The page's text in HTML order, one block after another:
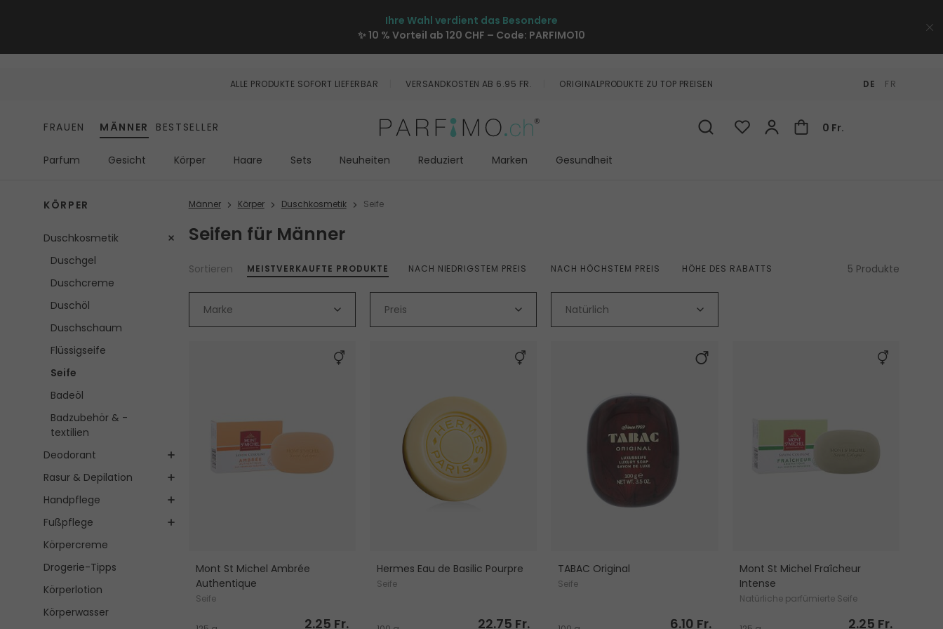
Ihre Wahl verdient das Besondere
✨ 10 % Vorteil ab 120 CHF – Code: PARFIMO10
ALLE PRODUKTE SOFORT LIEFERBAR VERSANDKOSTEN AB 6.95 FR. ORIGINALPRODUKTE ZU TOP PREISEN DE FR
FRAUEN MÄNNER BESTSELLER 0 Fr.
Parfum Gesicht Körper Haare Sets Neuheiten Reduziert Marken Gesundheit
KÖRPER
Duschkosmetik
Duschgel
Duschcreme
Duschöl
Duschschaum
Flüssigseife
Seife
Badeöl
Badzubehör & -
textilien
Deodorant
Rasur & Depilation
Handpflege
Fußpflege
Körpercreme
Drogerie-Tipps
Körperlotion
Körperwasser
Männer Körper Duschkosmetik Seife
Seifen für Männer
Sortieren MEISTVERKAUFTE PRODUKTE NACH NIEDRIGSTEM PREIS NACH HÖCHSTEM PREIS HÖHE DES RABATTS 5 Produkte
Marke Preis Natürlich
Mont St Michel Ambrée
Authentique
Seife
2.25 Fr.
Hermes Eau de Basilic Pourpre
Seife
22.75 Fr.
TABAC Original
Seife
6.10 Fr.
Mont St Michel Fraîcheur
Intense
Natürliche parfümierte Seife
2.25 Fr.